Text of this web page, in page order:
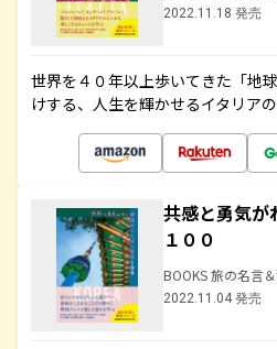
2022.11.18 発売
世界を４０年以上歩いてきた「地
けする、人生を輝かせるイタリア
共感と勇気が
１００
BOOKS 旅の名言
2022.11.04 発売